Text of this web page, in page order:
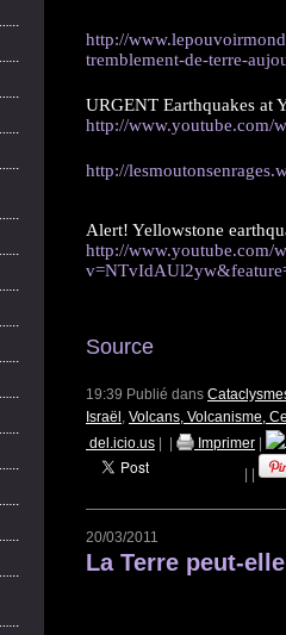
http://
tremblement-de-terre-
URGENT Earthquakes at
http://www.youtube.com/
http://
Alert! Yellowstone
http://www.youtube.com/
Source
19:39 Publié dans
Israël Volcans, Volcanisme,
del.icio.us | | Imprimer |
| |
20/03/2011
La Terre peut-